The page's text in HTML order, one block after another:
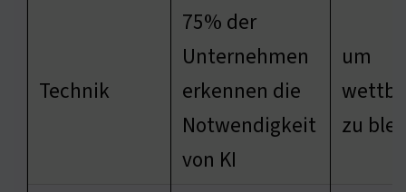
Technik
75% der
Unternehmen
erkennen die
Notwendigkeit
von KI
um
zu